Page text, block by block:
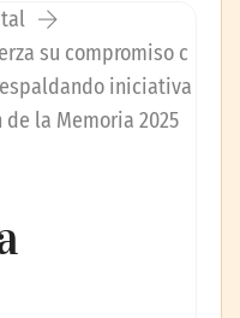
su compromiso c
iniciativa
la Memoria 2025